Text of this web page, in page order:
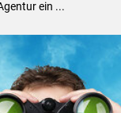
ein ...